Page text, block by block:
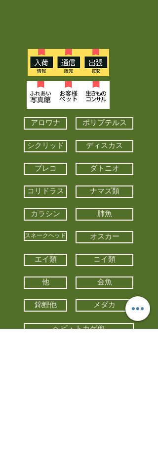
アロワナ ポリプテルス
シクリッド ディスカス
プレコ ダトニオ
コリドラス ナマズ類
カラシン 肺魚
スネークヘッド オスカー
エイ類 コイ類
他 金魚
錦鯉他 メダカ
ヘビ・トカゲ他